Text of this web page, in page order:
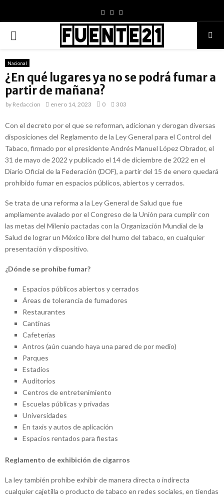
Facebook
Youtube
PRIMARY
MENU
Nacional
¿En qué lugares ya no se podrá fumar a
partir de mañana?
by Redaccion enero 14, 2023 0 303
Con el decreto por el que se reforman, adicionan y derogan diversas
disposiciones del Reglamento de la Ley General para el Control del
Tabaco, firmado por el presidente Andrés Manuel López Obrador, el
31 de mayo de 2022 y publicado el 14 de diciembre de 2022 en el
Diario Oficial de la Federación (DOF), a partir del 15 de enero quedará
prohibido fumar en espacios públicos, abiertos y cerrados.
Se trata de una reforma a la Ley General de Salud que fue
ampliamente avalado por el Congreso de la Unión para cumplir con
las metas del Milenio pactadas con la Organización Mundial de la
Salud de lograr un México libre del humo del tabaco, en cualquier
presentación y dispositivo.
​¿Dónde se prohíbe fumar?
Espacios públicos abiertos y cerrados
Áreas de tolerancia de fumadores
Restaurantes
Cantinas
Cafeterías
Antros (aún cuando haya una pared de por medio)
Parques
Estadios
Auditorios
Centros de entretenimiento
Escuelas públicas y privadas
Universidades
En taxis y autos de aplicación
Espacios rentados para fiestas
Reglamento de exhibición de cigarros
La ley también prohíbe exhibir de manera directa o indirecta
cualquier cajetilla o producto de tabaco en redes sociales, en tiendas